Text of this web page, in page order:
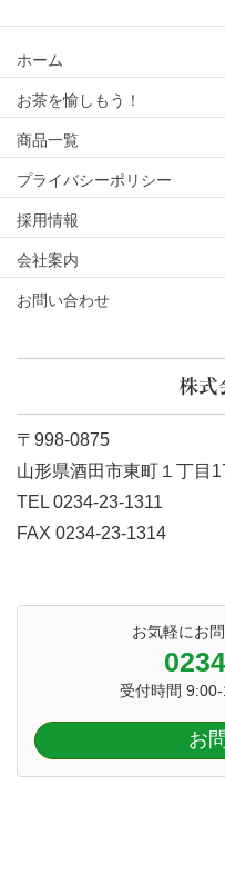
ホーム
お茶を愉しもう！
商品一覧
プライバシーポリシー
採用情報
会社案内
お問い合わせ
株式
〒998-0875
山形県酒田市東町１丁目
TEL 0234-23-1311
FAX 0234-23-1314
お気軽にお
受付時間
お